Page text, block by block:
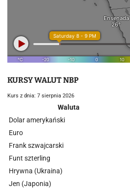
KURSY WALUT NBP
Kurs z dnia: 7 sierpnia 2026
Waluta
Dolar amerykański
Euro
Frank szwajcarski
Funt szterling
Hrywna (Ukraina)
Jen (Japonia)